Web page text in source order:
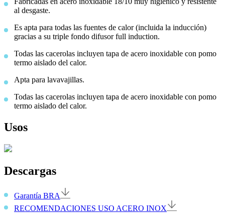
al desgaste.
Es apta para todas las fuentes de calor (incluida la inducción)
gracias a su triple fondo difusor full induction.
Todas las cacerolas incluyen tapa de acero inoxidable con pomo
termo aislado del calor.
Apta para lavavajillas.
Todas las cacerolas incluyen tapa de acero inoxidable con pomo
termo aislado del calor.
Usos
Descargas
Garantía BRA
RECOMENDACIONES USO ACERO INOX